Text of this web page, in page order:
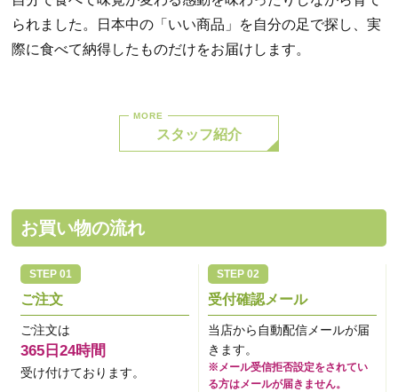
られました。日本中の「いい商品」を自分の足で探し、実
際に食べて納得したものだけをお届けします。
スタッフ紹介
お買い物の流れ
ご注文
ご注文は
365日24時間
受け付けております。
受付確認メール
当店から自動配信メールが届
きます。
※メール受信拒否設定をされてい
る方はメールが届きません。